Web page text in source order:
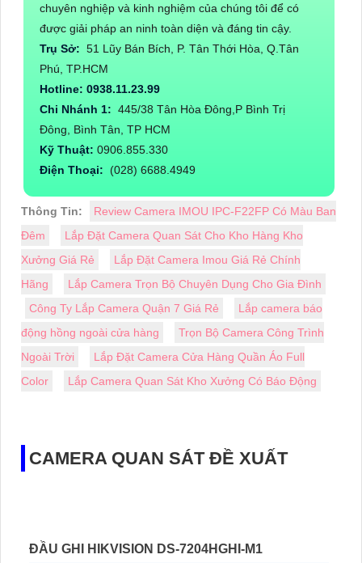
chuyên nghiệp và kinh nghiệm của chúng tôi để có
được giải pháp an ninh toàn diện và đáng tin cậy.
Trụ Sở: 51 Lũy Bán Bích, P. Tân Thới Hòa, Q.Tân
Phú, TP.HCM
Hotline: 0938.11.23.99
Chi Nhánh 1: 445/38 Tân Hòa Đông,P Bình Trị
Đông, Bình Tân, TP HCM
Kỹ Thuật: 0906.855.330
Điện Thoại: (028) 6688.4949
Thông Tin:
Review Camera IMOU IPC-F22FP Có Màu Ban
Đêm
Lắp Đặt Camera Quan Sát Cho Kho Hàng Kho
Xưởng Giá Rẻ
Lắp Đặt Camera Imou Giá Rẻ Chính
Hãng
Lắp Camera Trọn Bộ Chuyên Dụng Cho Gia Đình
Công Ty Lắp Camera Quận 7 Giá Rẻ
Lắp camera báo
động hồng ngoài cửa hàng
Trọn Bộ Camera Công Trình
Ngoài Trời
Lắp Đặt Camera Cửa Hàng Quần Áo Full
Color
Lắp Camera Quan Sát Kho Xưởng Có Báo Động
CAMERA QUAN SÁT ĐỀ XUẤT